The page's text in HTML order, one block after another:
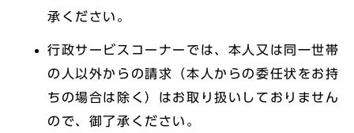
承ください。
行政サービスコーナーでは、本人又は同一世帯
の人以外からの請求（本人からの委任状をお持
ちの場合は除く）はお取り扱いしておりません
ので、御了承ください。